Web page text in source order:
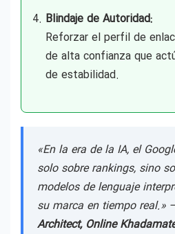
Blindaje de Autoridad:
Reforzar el perfil de
de alta confianza que
de estabilidad.
«En la era de la IA, el
solo sobre rankings, sino
modelos de lenguaje
su marca en tiempo real.»
Architect, Online